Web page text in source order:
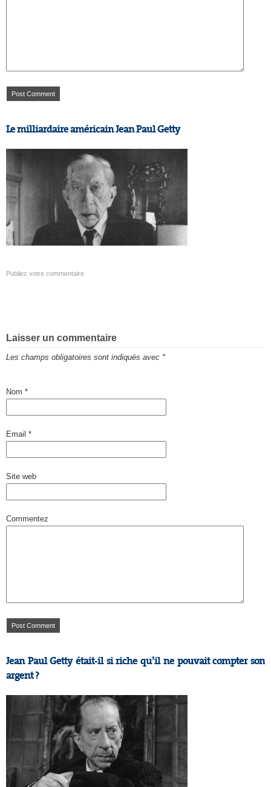
Le milliardaire américain Jean Paul Getty
Publiez votre commentaire
Laisser un commentaire
Les champs obligatoires sont indiqués avec *
Nom *
Email *
Site web
Commentez
Jean Paul Getty était-il si riche qu’il ne pouvait compter son
argent ?